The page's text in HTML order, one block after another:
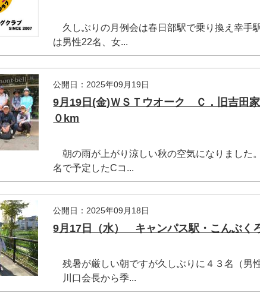
久しぶりの月例会は春日部駅で乗り換え幸手
は男性22名、女...
公開日：2025年09月19日
9月19日(金)ＷＳＴウオーク Ｃ．旧吉田
０km
朝の雨が上がり涼しい秋の空気になりました
名で予定したCコ...
公開日：2025年09月18日
9月17日（水） キャンパス駅・こんぶ
残暑が厳しい朝ですが久しぶりに４３名（男
川口会長から季...